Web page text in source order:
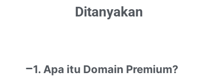
Ditanyakan
1. Apa itu Domain Premium?